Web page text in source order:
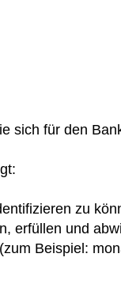
sich für den
zu
erfüllen und
Beispiel: